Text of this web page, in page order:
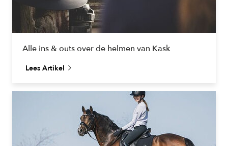
Alle ins & outs over de helmen van Kask
Lees Artikel